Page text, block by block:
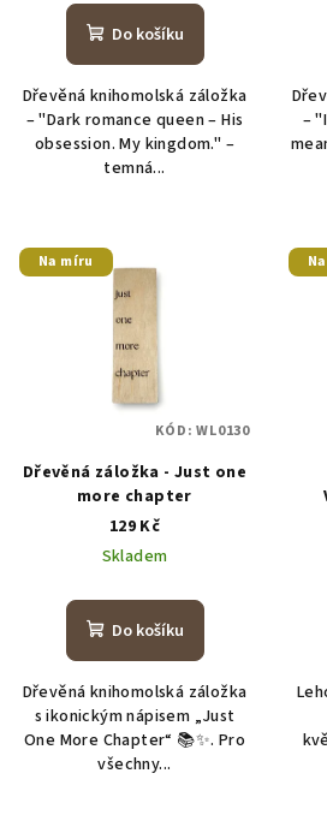
Do košíku
Dřevěná knihomolská záložka
– "Dark romance queen – His
obsession. My kingdom." –
temná...
–
Na míru
Dřevěná záložka - Just one
more chapter
129 Kč
Skladem
Do košíku
Dřevěná knihomolská záložka
s ikonickým nápisem „Just
One More Chapter“ 📚✨. Pro
všechny...
KÓD:WL0130